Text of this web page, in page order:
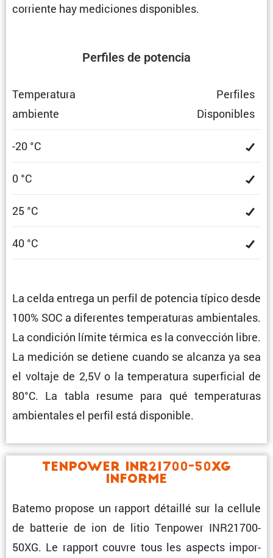
corriente hay mediciones disponibles.
Perfiles de potencia
Tempe­ra­tura
ambiente
Perfiles
Dispo­ni­bles
-20 °C
0 °C
25 °C
40 °C
La celda entrega un perfil de potencia típico desde
100% SOC a diferentes tempe­ra­turas ambien­tales.
La condi­ción límite térmica es la convec­ción libre.
La medición se detiene cuando se alcanza ya sea
el voltaje de 2,5V o la tempe­ra­tura super­fi­cial de
80°C. La tabla resume para qué tempe­ra­turas
ambien­tales el perfil está disponible.
Tenpower INR21700-50XG
Informe
Batemo propose un rapport détaillé sur la cellule
de batterie de ion de litio Tenpower INR21700-
50XG. Le rapport couvre tous les aspects impor­